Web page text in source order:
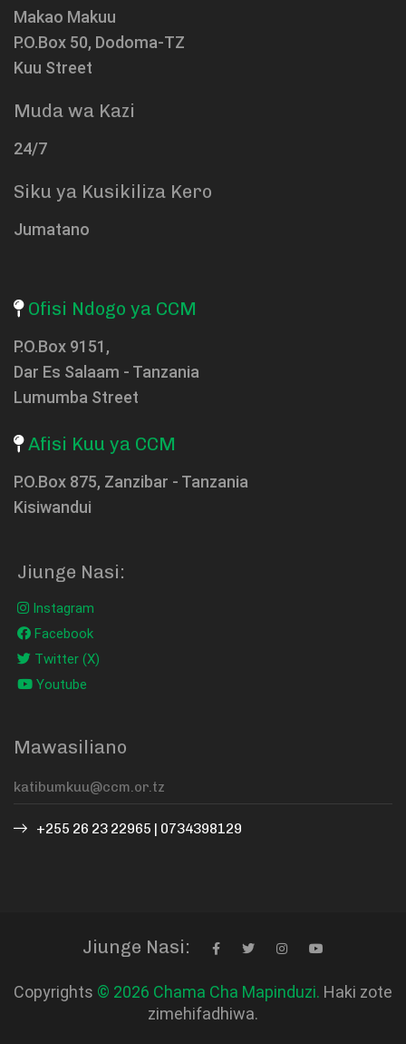
Makao Makuu
P.O.Box 50, Dodoma-TZ
Kuu Street
Muda wa Kazi
24/7
Siku ya Kusikiliza Kero
Jumatano
Ofisi Ndogo ya CCM
P.O.Box 9151,
Dar Es Salaam - Tanzania
Lumumba Street
Afisi Kuu ya CCM
P.O.Box 875, Zanzibar - Tanzania
Kisiwandui
Jiunge Nasi:
Instagram
Facebook
Twitter (X)
Youtube
Mawasiliano
+255 26 23 22965 | 0734398129
Jiunge Nasi:
Copyrights © 2026 Chama Cha Mapinduzi. Haki zote
zimehifadhiwa.